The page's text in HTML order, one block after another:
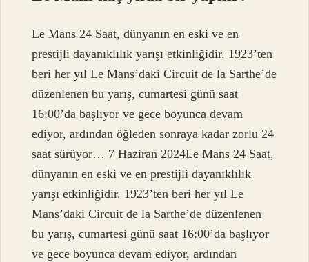
Le Mans 24 Saat, dünyanın en eski ve en
prestijli dayanıklılık yarışı etkinliğidir. 1923’ten
beri her yıl Le Mans’daki Circuit de la Sarthe’de
düzenlenen bu yarış, cumartesi günü saat
16:00’da başlıyor ve gece boyunca devam
ediyor, ardından öğleden sonraya kadar zorlu 24
saat sürüyor… 7 Haziran 2024Le Mans 24 Saat,
dünyanın en eski ve en prestijli dayanıklılık
yarışı etkinliğidir. 1923’ten beri her yıl Le
Mans’daki Circuit de la Sarthe’de düzenlenen
bu yarış, cumartesi günü saat 16:00’da başlıyor
ve gece boyunca devam ediyor, ardından